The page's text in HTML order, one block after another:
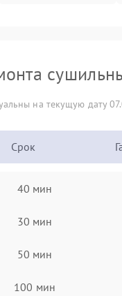
на текущую дату
Срок
40 мин
30 мин
50 мин
100 мин